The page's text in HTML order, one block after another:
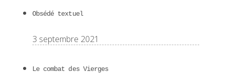
Obsédé textuel
3 septembre 2021
Le combat des Vierges